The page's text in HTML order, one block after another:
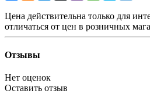
Цена действительна только для
отличаться от цен в розничных
Отзывы
Нет оценок
Оставить отзыв